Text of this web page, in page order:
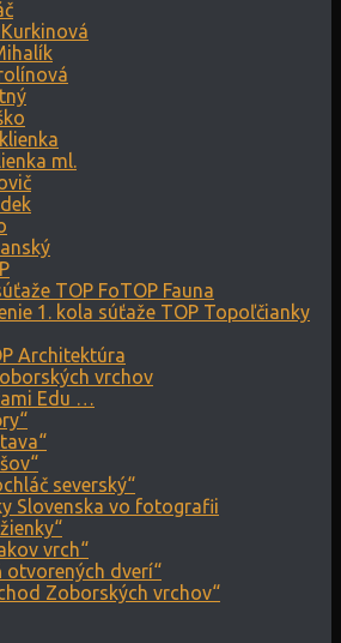
ml.
TOP FoTOP Fauna
1. kola súťaže TOP Topoľčianky
Architektúra
vrchov
Edu …
severský“
Slovenska vo fotografii
vrch“
otvorených dverí“
Zoborských vrchov“